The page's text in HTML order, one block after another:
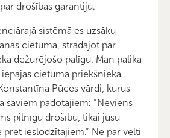
drošības garantiju.
sistēmā es uzsāku
cietumā, strādājot par
dežurējošo palīgu. Man palika
cietuma priekšnieka
Pūces vārdi, kurus
saviem padotajiem: “Neviens
pilnīgu drošību, tikai jūsu
pret ieslodzītajiem.” Ne par velti